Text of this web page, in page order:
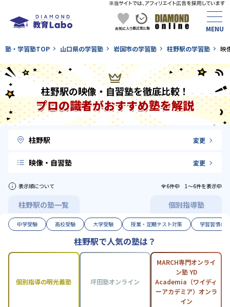
塾・学習塾TOP 山口県の学習塾 岩国市の学習塾 柱野駅の学習塾 映
柱野駅の映像・自習塾を徹底比較！
プロの識者がおすすめ塾を解説
柱野駅 変更
映像・自習塾 変更
表示順について 全6件中 1〜6件を表示中
柱野駅の塾一覧 個別指導塾
中学受験 高校受験 大学受験 授業・定期テスト対策 学習習慣の
柱野駅で人気の塾は？
個別指導の明光義塾 坪田塾オンライン
MARCH専門オンライ
ン塾 YD
Academia（ワイディ
ーアカデミア）オンラ
イン